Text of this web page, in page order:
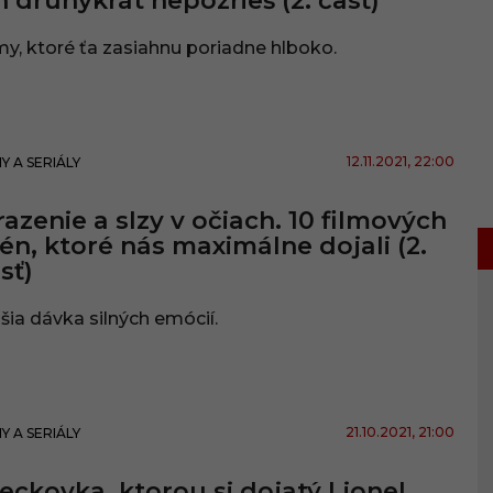
ktoré ťa zasiahnu poriadne hlboko.
A SERIÁLY 12.11.2021, 22:00
a slzy v očiach. 10 filmových
ktoré nás maximálne dojali (2.
dávka silných emócií.
A SERIÁLY 21.10.2021, 21:00